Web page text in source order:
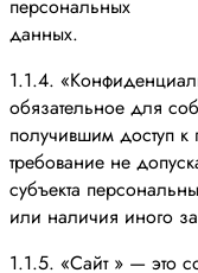
персональных
данных.
1.1.4.
обязательное для
получившим доступ
требование не
субъекта
или наличия иного
1.1.5. «Сайт » — это